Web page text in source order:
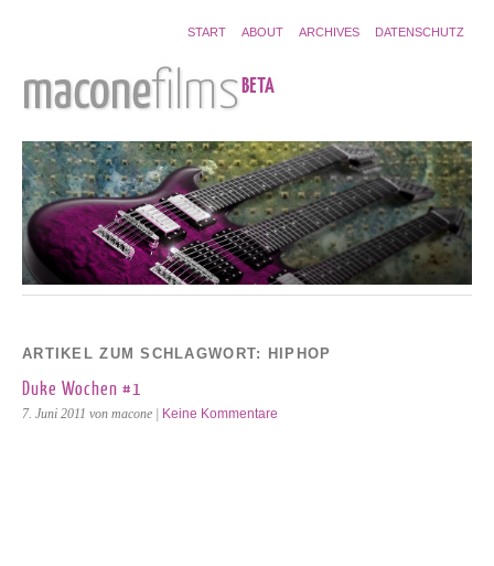
START ABOUT ARCHIVES DATENSCHUTZ
ARTIKEL ZUM SCHLAGWORT: HIPHOP
Duke Wochen #1
7. Juni 2011 von macone | Keine Kommentare